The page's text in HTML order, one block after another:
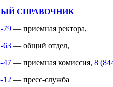
СПРАВОЧНИК
79 — приемная ректора,
63 — общий отдел,
47 — приемная комиссия, 8
12 — пресс-служба